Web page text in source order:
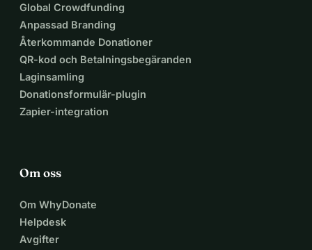
Global Crowdfunding
Anpassad Branding
Återkommande Donationer
QR-kod och Betalningsbegäranden
Laginsamling
Donationsformulär-plugin
Zapier-integration
Om oss
Om WhyDonate
Helpdesk
Avgifter